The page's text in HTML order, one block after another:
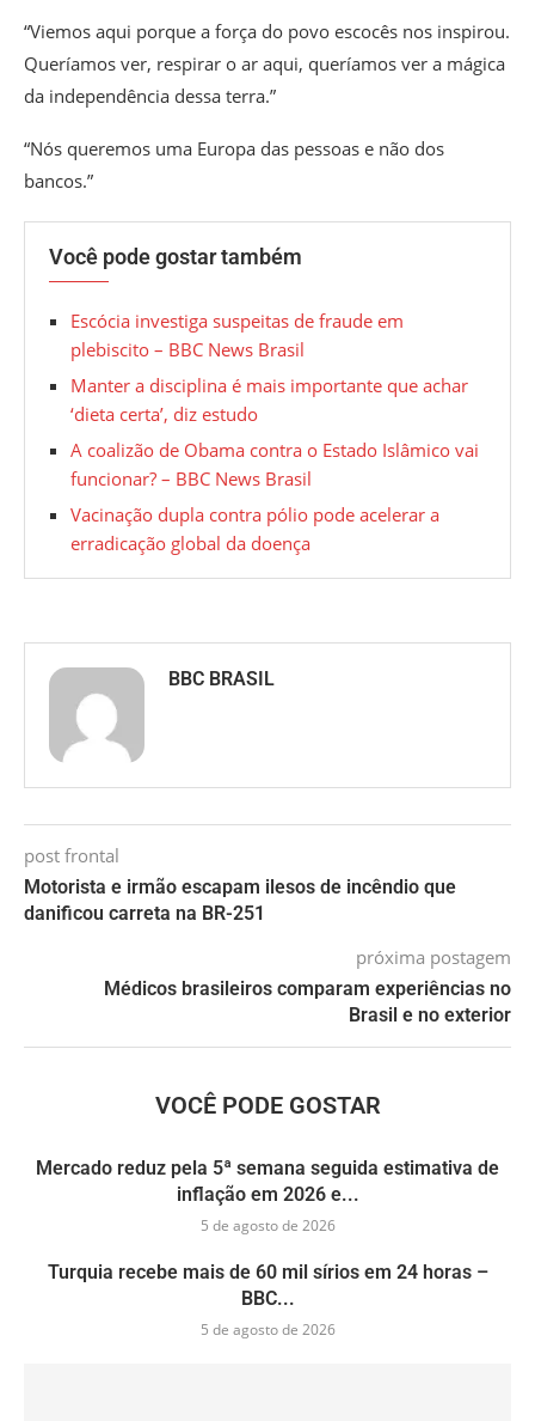
“Viemos aqui porque a força do povo escocês nos inspirou.
Queríamos ver, respirar o ar aqui, queríamos ver a mágica
da independência dessa terra.”
“Nós queremos uma Europa das pessoas e não dos
bancos.”
Você pode gostar também
Escócia investiga suspeitas de fraude em
plebiscito – BBC News Brasil
Manter a disciplina é mais importante que achar
‘dieta certa’, diz estudo
A coalizão de Obama contra o Estado Islâmico vai
funcionar? – BBC News Brasil
Vacinação dupla contra pólio pode acelerar a
erradicação global da doença
BBC BRASIL
post frontal
Motorista e irmão escapam ilesos de incêndio que
danificou carreta na BR-251
próxima postagem
Médicos brasileiros comparam experiências no
Brasil e no exterior
VOCÊ PODE GOSTAR
Mercado reduz pela 5ª semana seguida estimativa de
inflação em 2026 e...
5 de agosto de 2026
Turquia recebe mais de 60 mil sírios em 24 horas –
BBC...
5 de agosto de 2026